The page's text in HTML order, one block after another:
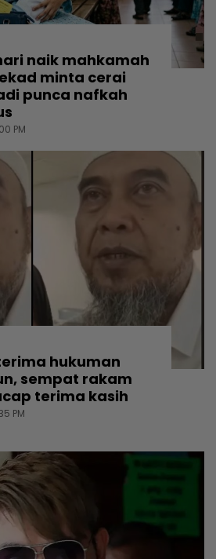
naik mahkamah
minta cerai
punca nafkah
PM
hukuman
sempat rakam
terima kasih
PM